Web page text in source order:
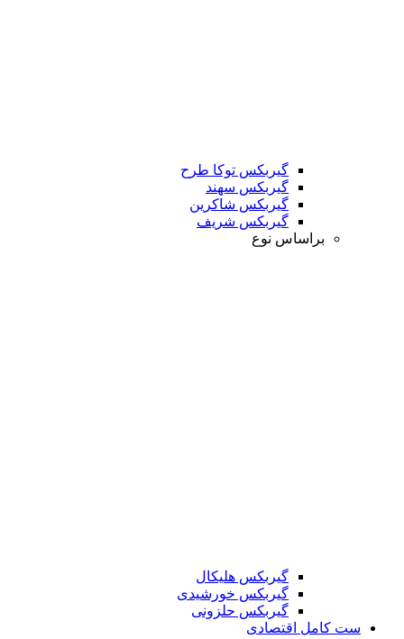
گیربکس توکا طرح
گیربکس سهند
گیربکس شاکرین
گیربکس شریف
براساس نوع
گیربکس هلیکال
گیربکس خورشیدی
گیربکس حلزونی
ست کامل اقتصادی